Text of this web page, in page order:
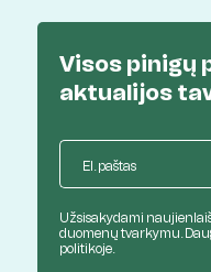
Visos pinigų
aktualijos
Užsisakydami
duomenų tvarkymu.
politikoje.